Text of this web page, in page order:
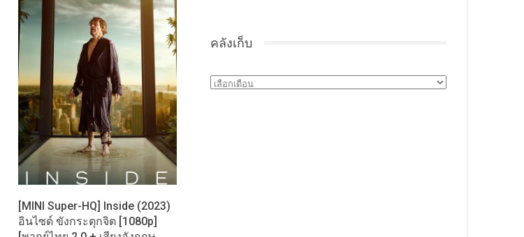
[MINI Super-HQ] Inside (2023)
อินไซด์ ขังกระตุกจิต [1080p]
คลังเก็บ
คลัง